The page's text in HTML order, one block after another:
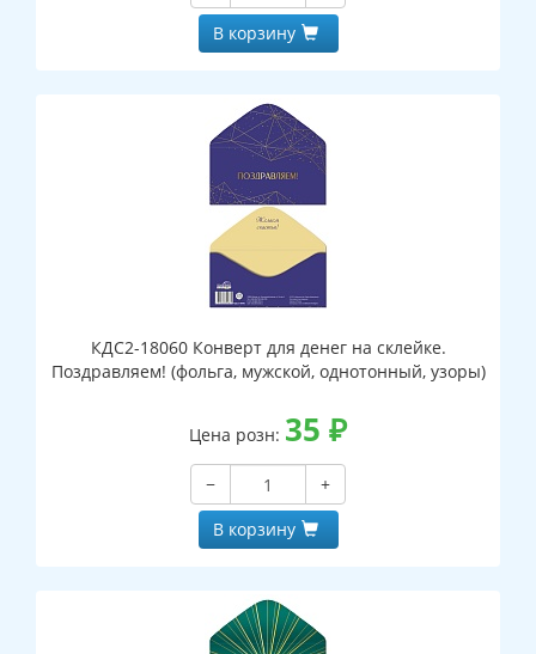
В корзину
КДС2-18060 Конверт для денег на склейке.
Поздравляем! (фольга, мужской, однотонный, узоры)
Цена розн: 35 ₽
−
+
В корзину